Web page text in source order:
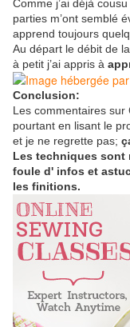
Comme j’ai déjà
parties m’ont semblé
apprend toujours
Au départ le débit de
à petit j’ai appris à
Conclusion:
Les commentaires sur
pourtant en lisant le
et je ne regrette pas;
Les techniques sont
foule d' infos et
les finitions.